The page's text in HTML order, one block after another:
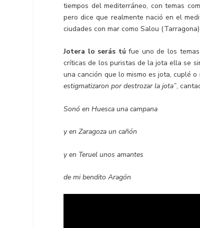
tiempos del mediterráneo, con temas
pero dice que realmente nació en el
ciudades con mar como Salou
Jotera lo serás tú fue uno de los
críticas de los puristas de la jota ella se
una canción que lo mismo es jota, cuplé
estigmatizaron por destrozar la jota”,
Sonó en Huesca una campana
y en Zaragoza un cañón
y en Teruel unos amantes
de mi bendito Aragón